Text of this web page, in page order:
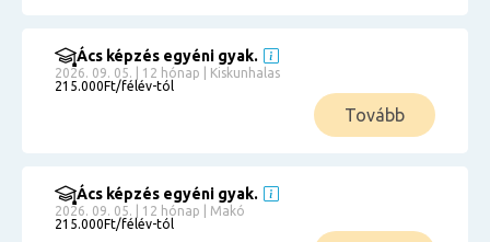
Ács képzés egyéni gyak.
2026. 09. 05. | 12 hónap | Kiskunhalas
215.000Ft/félév-tól
Tovább
Ács képzés egyéni gyak.
2026. 09. 05. | 12 hónap | Makó
215.000Ft/félév-tól